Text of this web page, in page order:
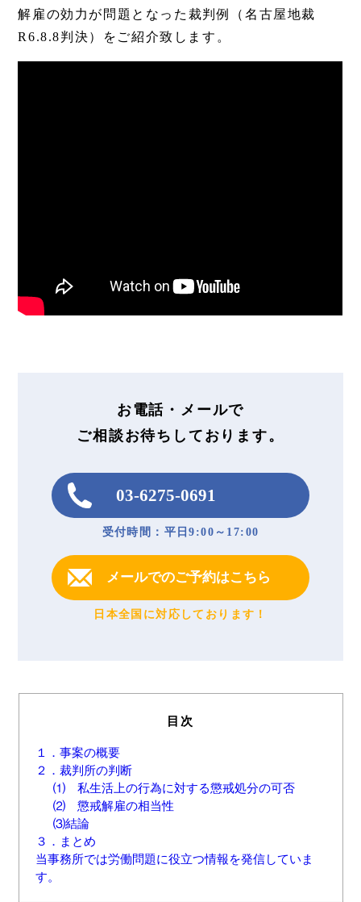
解雇の効力が問題となった裁判例（名古屋地裁
R6.8.8判決）をご紹介致します。
お電話・メールで
ご相談お待ちしております。
03-6275-0691
受付時間：平日9:00～17:00
メールでのご予約はこちら
日本全国に対応しております！
目次
１．事案の概要
２．裁判所の判断
⑴ 私生活上の行為に対する懲戒処分の可否
⑵ 懲戒解雇の相当性
⑶結論
３．まとめ
当事務所では労働問題に役立つ情報を発信していま
す。